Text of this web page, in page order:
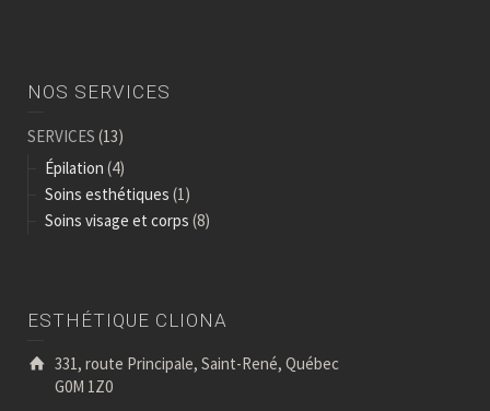
NOS SERVICES
SERVICES (13)
Épilation (4)
Soins esthétiques (1)
Soins visage et corps (8)
ESTHÉTIQUE CLIONA
331, route Principale, Saint-René, Québec
G0M 1Z0